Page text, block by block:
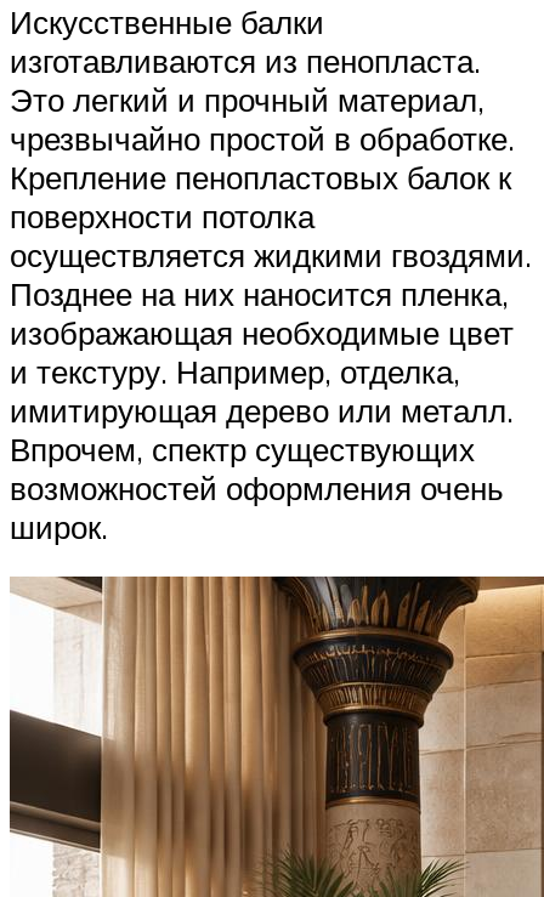
Искусственные балки
изготавливаются из пенопласта.
Это легкий и прочный материал,
чрезвычайно простой в обработке.
Крепление пенопластовых балок к
поверхности потолка
осуществляется жидкими гвоздями.
Позднее на них наносится пленка,
изображающая необходимые цвет
и текстуру. Например, отделка,
имитирующая дерево или металл.
Впрочем, спектр существующих
возможностей оформления очень
широк.